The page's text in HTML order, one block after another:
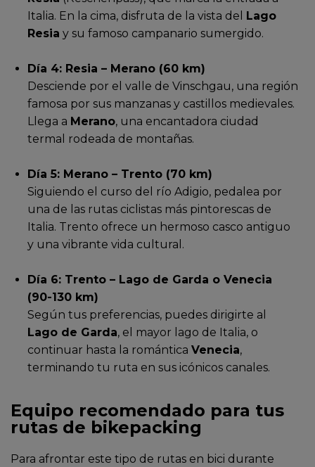
Italia. En la cima, disfruta de la vista del
Lago
Resia y su famoso campanario sumergido.
Día 4: Resia – Merano (60 km)
Desciende por el valle de Vinschgau, una región
famosa por sus manzanas y castillos medievales.
Llega a Merano, una encantadora ciudad
termal rodeada de montañas.
Día 5: Merano – Trento (70 km)
Siguiendo el curso del río Adigio, pedalea por
una de las rutas ciclistas más pintorescas de
Italia. Trento ofrece un hermoso casco antiguo
y una vibrante vida cultural.
Día 6: Trento – Lago de Garda o Venecia
(90-130 km)
Según tus preferencias, puedes dirigirte al
Lago de Garda, el mayor lago de Italia, o
continuar hasta la romántica Venecia,
terminando tu ruta en sus icónicos canales.
Equipo recomendado para tus
rutas de bikepacking
Para afrontar este tipo de rutas en bici durante